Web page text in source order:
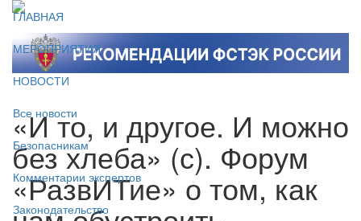
ГЛАВНАЯ
МЕРОПРИЯТИЯ
НОВОСТИ
Все новости
Безопасникам
Комментарии экспертов
Законодательство
«И то, и другое. И можно
без хлеба» (с). Форум
«РазвИТие» о том, как